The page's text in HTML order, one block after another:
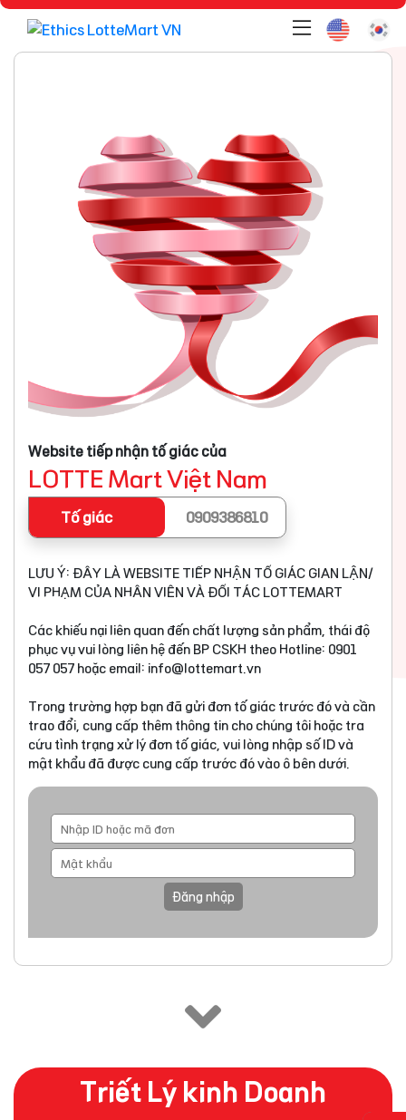
Website tiếp nhận tố giác của
LOTTE Mart Việt Nam
Tố giác 0909386810
LƯU Ý: ĐÂY LÀ WEBSITE TIẾP NHẬN TỐ GIÁC GIAN LẬN/
VI PHẠM CỦA NHÂN VIÊN VÀ ĐỐI TÁC LOTTEMART
Các khiếu nại liên quan đến chất lượng sản phẩm, thái độ
phục vụ vui lòng liên hệ đến BP CSKH theo Hotline: 0901
057 057 hoặc email: info@lottemart.vn
Trong trường hợp bạn đã gửi đơn tố giác trước đó và cần
trao đổi, cung cấp thêm thông tin cho chúng tôi hoặc tra
cứu tình trạng xử lý đơn tố giác, vui lòng nhập số ID và
mật khẩu đã được cung cấp trước đó vào ô bên dưới.
Đăng nhập
Triết Lý kinh Doanh